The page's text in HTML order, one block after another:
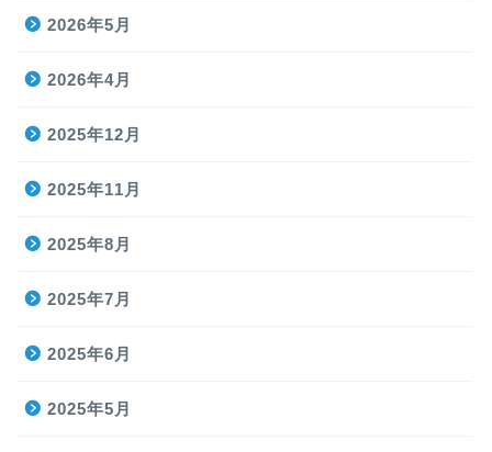
2026年5月
2026年4月
2025年12月
2025年11月
2025年8月
2025年7月
2025年6月
2025年5月